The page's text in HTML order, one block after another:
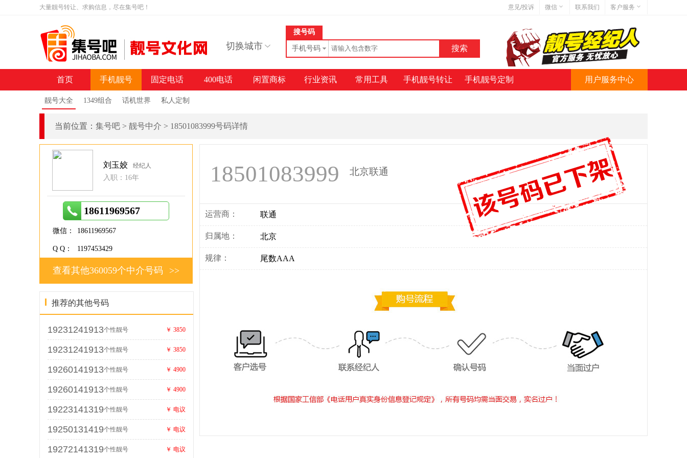
大量靓号转让、求购信息，尽在集号吧！ 意见/投诉 微信
微信号:jihaoba999
联系我们
客户服务
网站地图
网站简介
切换城市
搜号码
手机号码
首页 手机靓号
靓号大全 1349组合 话机世界 私人定制
固定电话 400电话 闲置商标 行业资讯 常用工具 手机靓号转让 手机靓号定制 用户服务中心
当前位置： 集号吧 > 靓号中介 > 18501083999号码详情
18501083999 北京联通
运营商： 联通
归属地： 北京
规律： 尾数AAA
刘玉姣 经纪人
入职：16年
18611969567
微信： 18611969567
Q Q： 1197453429
>>
查看其他360059个中介号码
推荐的其他号码
19231241913个性靓号 ￥ 3850
19231241913个性靓号 ￥ 3850
19260141913个性靓号 ￥ 4900
19260141913个性靓号 ￥ 4900
19223141319个性靓号 ￥ 电议
19250131419个性靓号 ￥ 电议
19272141319个性靓号 ￥ 电议